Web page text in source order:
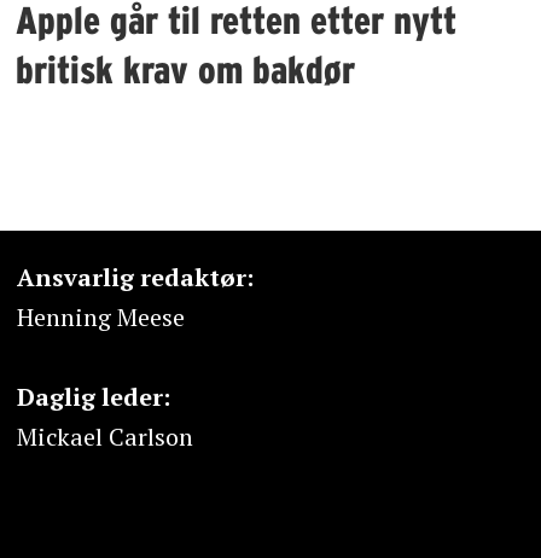
Apple går til retten etter nytt
britisk krav om bakdør
Ansvarlig redaktør:
Henning Meese
Daglig leder:
Mickael Carlson